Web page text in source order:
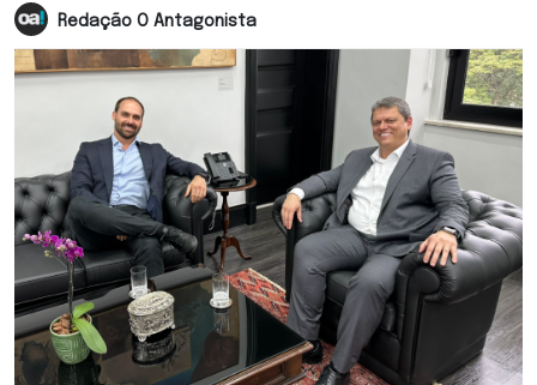
Redação O Antagonista